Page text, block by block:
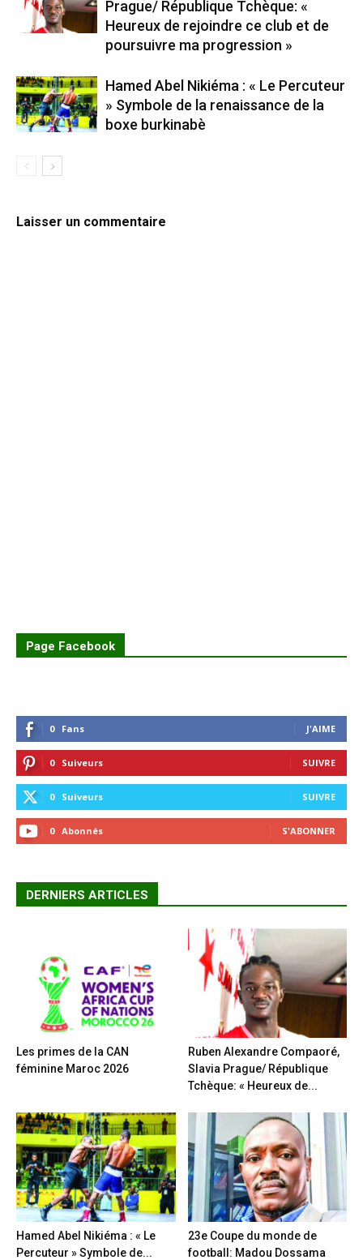
Prague/ République Tchèque: «
Heureux de rejoindre ce club et de
poursuivre ma progression »
Hamed Abel Nikiéma : « Le Percuteur
» Symbole de la renaissance de la
boxe burkinabè
Laisser un commentaire
Page Facebook
0 Fans J'AIME
0 Suiveurs SUIVRE
0 Suiveurs SUIVRE
0 Abonnés S'ABONNER
DERNIERS ARTICLES
Les primes de la CAN
féminine Maroc 2026
Ruben Alexandre Compaoré,
Slavia Prague/ République
Tchèque: « Heureux de...
Hamed Abel Nikiéma : « Le
Percuteur » Symbole de...
23e Coupe du monde de
football: Madou Dossama